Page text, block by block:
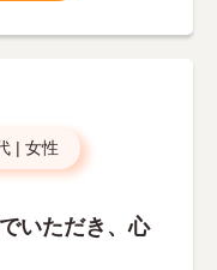
| 女性
いただき、心